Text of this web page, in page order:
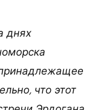
днях
что этот